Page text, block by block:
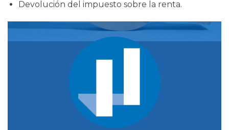
Devolución del impuesto sobre la renta.